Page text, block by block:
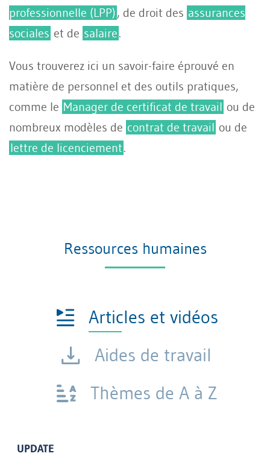
professionnelle (LPP), de droit des assurances
sociales et de salaire.
Vous trouverez ici un savoir-faire éprouvé en
matière de personnel et des outils pratiques,
comme le Manager de certificat de travail ou de
nombreux modèles de contrat de travail ou de
lettre de licenciement.
Ressources humaines
Articles et vidéos
Aides de travail
Thèmes de A à Z
UPDATE